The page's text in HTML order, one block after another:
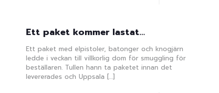
Ett paket kommer lastat…
Ett paket med elpistoler, batonger och knogjärn
ledde i veckan till villkorlig dom för smuggling för
beställaren. Tullen hann ta paketet innan det
levererades och Uppsala […]